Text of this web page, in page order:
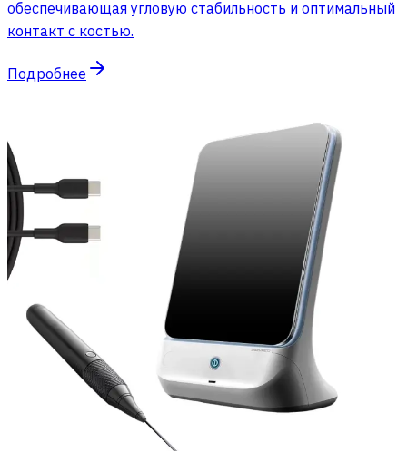
обеспечивающая угловую стабильность и оптимальный
контакт с костью.
Подробнее